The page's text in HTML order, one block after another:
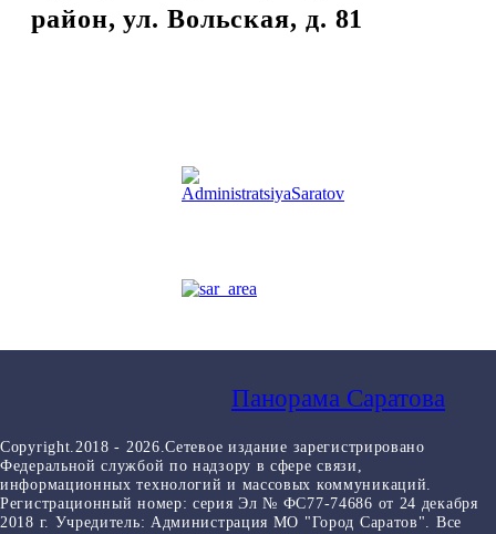
район, ул. Вольская, д. 81
Панорама Саратова
Copyright.2018 - 2026.Сетевое издание зарегистрировано
Федеральной службой по надзору в сфере связи,
информационных технологий и массовых коммуникаций.
Регистрационный номер: серия Эл № ФС77-74686 от 24 декабря
2018 г. Учредитель: Администрация МО "Город Саратов". Все